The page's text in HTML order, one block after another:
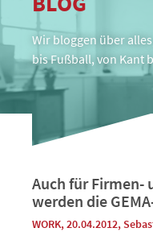
Wir bloggen über
bis Fußball, von Kant
Auch für Firmen-
werden die
WORK, 20.04.2012,